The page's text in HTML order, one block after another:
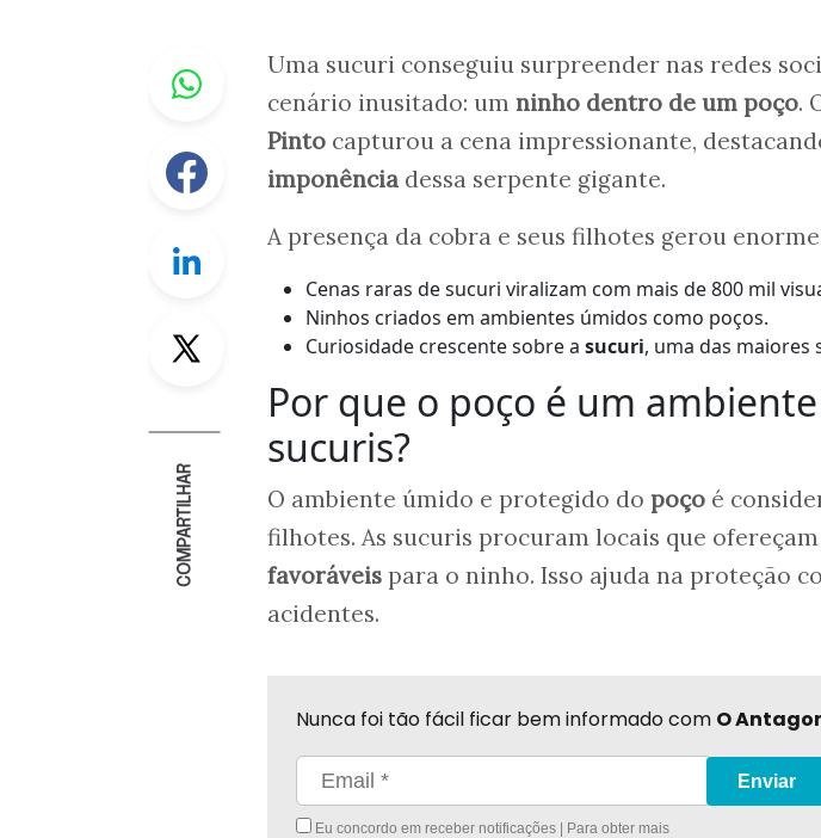
Whastapp
Facebook
Linkedin
Twitter
COMPARTILHAR
Uma sucuri conseguiu surpreender nas redes
cenário inusitado: um ninho dentro de um poço.
Pinto capturou a cena impressionante,
imponência dessa serpente gigante.
A presença da cobra e seus filhotes gerou
Cenas raras de sucuri viralizam com mais de 800 mil
Ninhos criados em ambientes úmidos como poços.
Curiosidade crescente sobre a sucuri, uma das maiores
Por que o poço é um
sucuris?
O ambiente úmido e protegido do poço é
filhotes. As sucuris procuram locais que ofereçam
favoráveis para o ninho. Isso ajuda na proteção
acidentes.
Nunca foi tão fácil ficar bem informado com O
Eu concordo em receber notificações | Para obter mais
Enviar